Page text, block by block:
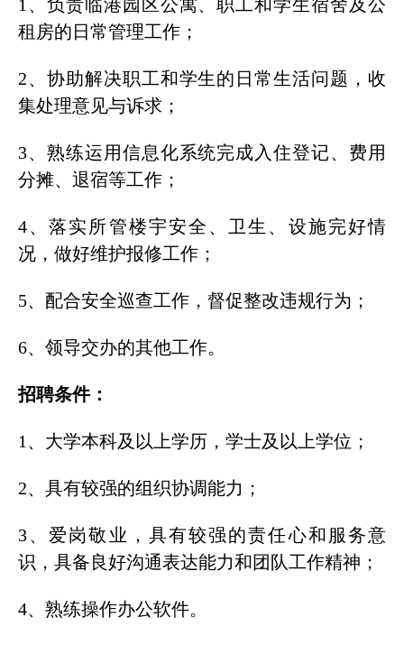
1、负责临港园区公寓、职工和学生宿舍及公
租房的日常管理工作；
2、协助解决职工和学生的日常生活问题，收
集处理意见与诉求；
3、熟练运用信息化系统完成入住登记、费用
分摊、退宿等工作；
4、落实所管楼宇安全、卫生、设施完好情
况，做好维护报修工作；
5、配合安全巡查工作，督促整改违规行为；
6、领导交办的其他工作。
招聘条件：
1、大学本科及以上学历，学士及以上学位；
2、具有较强的组织协调能力；
3、爱岗敬业，具有较强的责任心和服务意
识，具备良好沟通表达能力和团队工作精神；
4、熟练操作办公软件。